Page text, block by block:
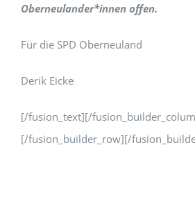
Oberneulander*innen offen.
Für die SPD Oberneuland
Derik Eicke
[/fusion_text][/
[/fusion_builder_row][/